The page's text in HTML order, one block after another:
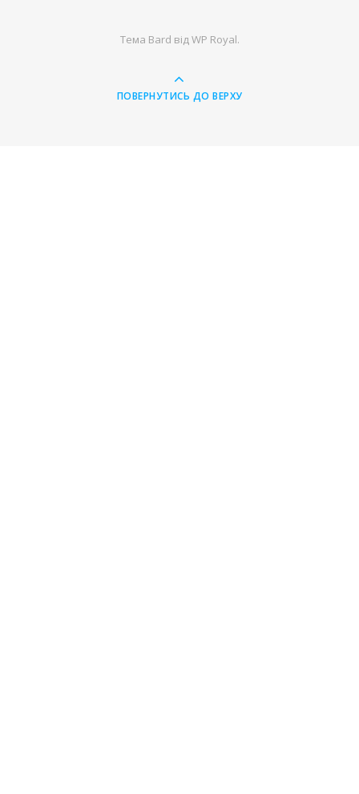
Тема Bard відWP Royal.
ПОВЕРНУТИСЬ ДО ВЕРХУ